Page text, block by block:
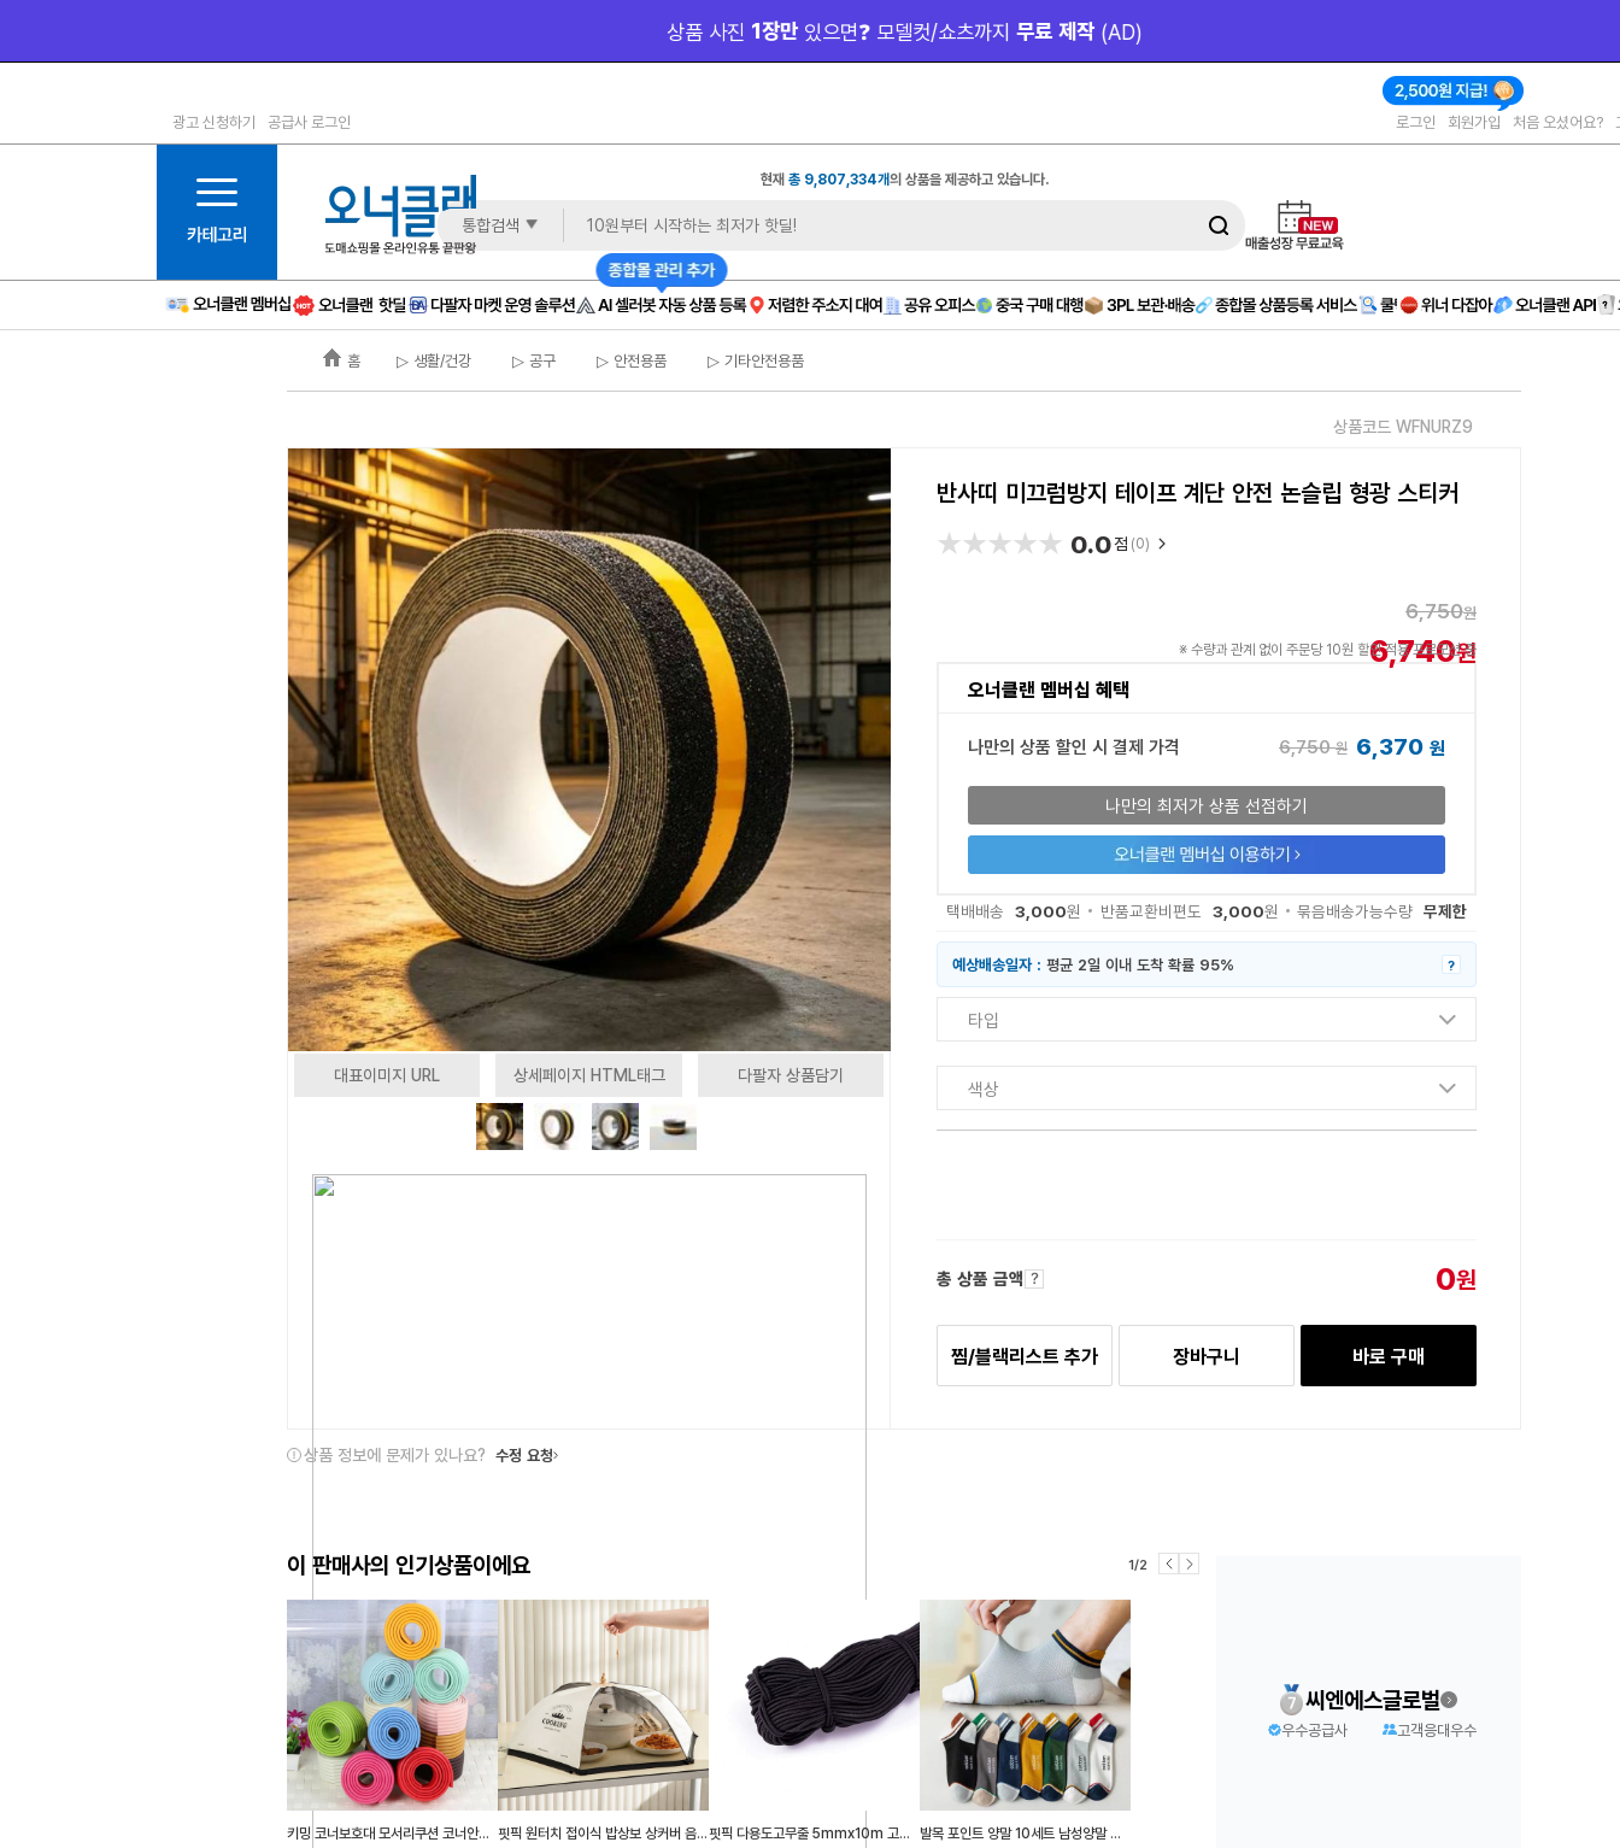
1등급
6등급
11등급
12등급
15등급
16등급
상품 사진 1장만 있으면❓ 모델컷/쇼츠까지 무료 제작 (AD)
광고 신청하기 공급사 로그인 로그인 회원가입 처음 오셨어요?
현재총 9,807,334개의 상품을 제공하고 있습니다.
통합검색
홈 ▷ 생활/건강 ▷ 공구 ▷ 안전용품 ▷ 기타안전용품
상품코드 WFNURZ9
대표이미지 URL 상세페이지 HTML태그 다팔자 상품담기
반사띠 미끄럼방지 테이프 계단 안전 논슬립 형광 스티커
★★★★★
★★★★★ 0.0점 (0)
6,750원
6,740원
※ 수량과 관계 없이 주문당 10원 할인 적용 프로모션 중
오너클랜 멤버십 혜택
나만의 상품 할인 시 결제 가격 6,750원 6,370 원
나만의 최저가 상품 선점하기
택배배송 3,000원 반품교환비편도 3,000원 묶음배송가능수량 무제한
예상배송일자 : 평균 2일 이내 도착 확률 95% ?
타입
색상
총 상품 금액 0원
찜/블랙리스트 추가 장바구니 바로 구매
상품 정보에 문제가 있나요? 수정 요청
이 판매사의 인기상품이에요 1/2
키밍 코너보호대 모서리쿠션 코너안전가드 핏픽 원터치 접이식 밥상보 상커버 음식덮개 반찬커버 핏픽 다용도고무줄 5mmx10m 고무밴드 부자재 탄력 고무끈 발목 포인트 양말 10세트 남성양말 단목양말 사계절양말
씨엔에스글로벌
우수공급사 고객응대우수